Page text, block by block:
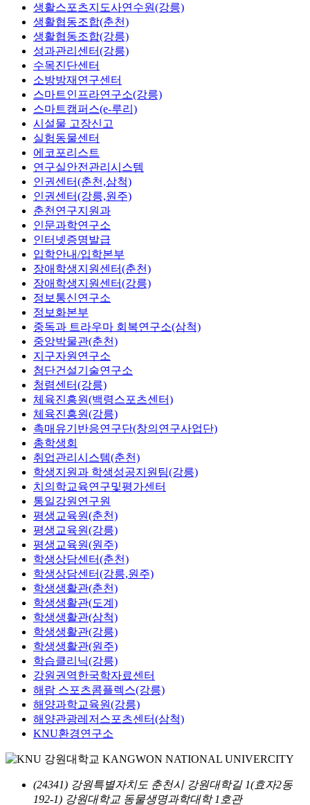
생활스포츠지도사연수원(강릉)
생활협동조합(춘천)
생활협동조합(강릉)
성과관리센터(강릉)
수목진단센터
소방방재연구센터
스마트인프라연구소(강릉)
스마트캠퍼스(e-루리)
시설물 고장신고
실험동물센터
에코포리스트
연구실안전관리시스템
인권센터(춘천,삼척)
인권센터(강릉,원주)
춘천연구지원과
인문과학연구소
인터넷증명발급
입학안내/입학본부
장애학생지원센터(춘천)
장애학생지원센터(강릉)
정보통신연구소
정보화본부
중독과 트라우마 회복연구소(삼척)
중앙박물관(춘천)
지구자원연구소
첨단건설기술연구소
청렴센터(강릉)
체육진흥원(백령스포츠센터)
체육진흥원(강릉)
촉매유기반응연구단(창의연구사업단)
총학생회
취업관리시스템(춘천)
학생지원과 학생성공지원팀(강릉)
치의학교육연구및평가센터
통일강원연구원
평생교육원(춘천)
평생교육원(강릉)
평생교육원(원주)
학생상담센터(춘천)
학생상담센터(강릉,원주)
학생생활관(춘천)
학생생활관(도계)
학생생활관(삼척)
학생생활관(강릉)
학생생활관(원주)
학습클리닉(강릉)
강원권역한국학자료센터
해람 스포츠콤플렉스(강릉)
해양과학교육원(강릉)
해양관광레저스포츠센터(삼척)
KNU환경연구소
(24341) 강원특별자치도 춘천시 강원대학길 1(효자2동
192-1) 강원대학교 동물생명과학대학 1호관